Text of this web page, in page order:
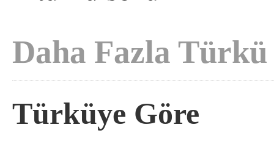
Daha Fazla Türkü
Türküye Göre